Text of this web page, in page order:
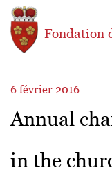
Aller au contenu principal
Fondation
6 février 2016
Annual
in the